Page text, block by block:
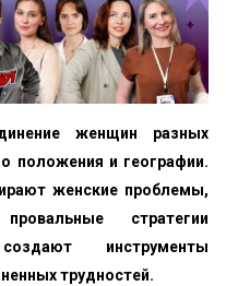
женщин разных
положения и географии.
женские проблемы,
стратегии
инструменты
трудностей.